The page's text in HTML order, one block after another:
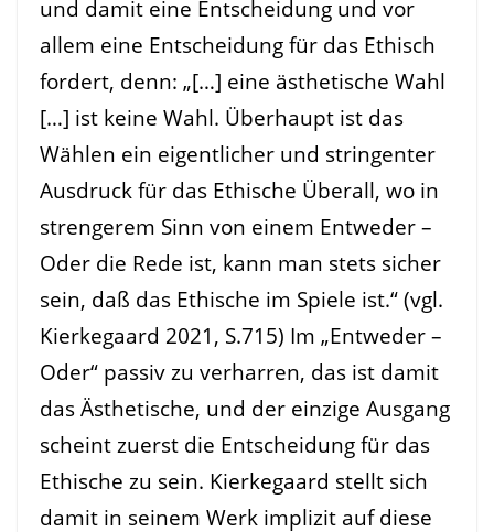
und damit eine Entscheidung und vor
allem eine Entscheidung für das Ethisch
fordert, denn: „[…] eine ästhetische Wahl
[…] ist keine Wahl. Überhaupt ist das
Wählen ein eigentlicher und stringenter
Ausdruck für das Ethische Überall, wo in
strengerem Sinn von einem Entweder –
Oder die Rede ist, kann man stets sicher
sein, daß das Ethische im Spiele ist.“ (vgl.
Kierkegaard 2021, S.715) Im „Entweder –
Oder“ passiv zu verharren, das ist damit
das Ästhetische, und der einzige Ausgang
scheint zuerst die Entscheidung für das
Ethische zu sein. Kierkegaard stellt sich
damit in seinem Werk implizit auf diese